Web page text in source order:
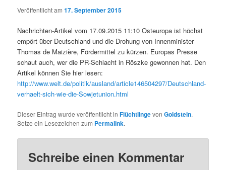
Veröffentlicht am17. September 2015
Nachrichten-Artikel vom 17.09.2015 11:10 Osteuropa ist höchst
empört über Deutschland und die Drohung von Innenminister
Thomas de Maizière, Fördermittel zu kürzen. Europas Presse
schaut auch, wer die PR-Schlacht in Röszke gewonnen hat. Den
Artikel können Sie hier lesen:
http://www.welt.de/politik/ausland/article146504297/Deutschland-
verhaelt-sich-wie-die-Sowjetunion.html
Dieser Eintrag wurde veröffentlicht inFlüchtlingevonGoldstein.
Setze ein Lesezeichen zum Permalink.
Schreibe einen Kommentar